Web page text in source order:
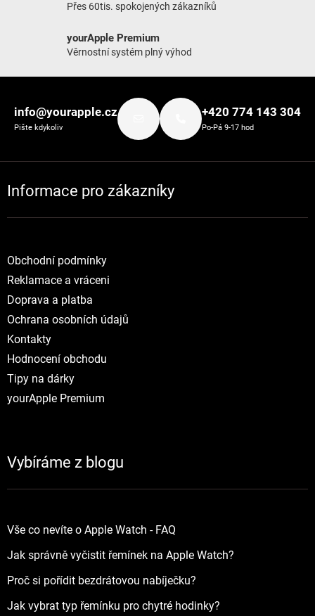
Přes 60tis. spokojených zákazníků
yourApple Premium
Věrnostní systém plný výhod
info@yourapple.cz
Pište kdykoliv
+420 774 143 304
Po-Pá 9-17 hod
Informace pro zákazníky
Obchodní podmínky
Reklamace a vráceni
Doprava a platba
Ochrana osobních údajů
Kontakty
Hodnocení obchodu
Tipy na dárky
yourApple Premium
Vybíráme z blogu
Vše co nevíte o Apple Watch - FAQ
Jak správně vyčistit řemínek na Apple Watch?
Proč si pořídit bezdrátovou nabíječku?
Jak vybrat typ řemínku pro chytré hodinky?